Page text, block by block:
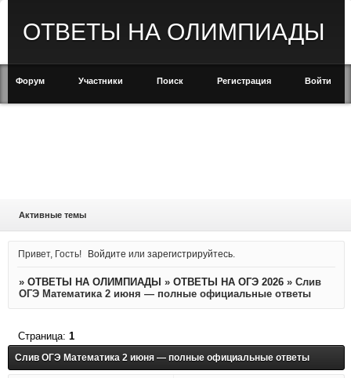
ОТВЕТЫ НА ОЛИМПИАДЫ
Форум Участники Поиск Регистрация Войти
Активные темы
Привет, Гость! Войдите илизарегистрируйтесь
» ОТВЕТЫ НА ОЛИМПИАДЫ » ОТВЕТЫ НА ОГЭ 2026 » Слив
ОГЭ Математика 2 июня — полные официальные ответы
Слив ОГЭ Математика 2 июня — полные официальные ответы
Страница: 1